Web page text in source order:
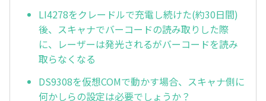
LI4278をクレードルで充電し続けた(約30日間)
後、スキャナでバーコードの読み取りした際
に、レーザーは発光されるがバーコードを読み
取らなくなる
DS9308を仮想COMで動かす場合、スキャナ側に
何かしらの設定は必要でしょうか？